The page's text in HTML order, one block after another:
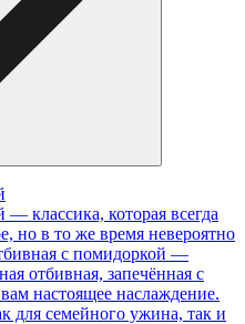
классика, которая всегда
но в то же время невероятно
с помидоркой —
отбивная, запечённая с
настоящее наслаждение.
для семейного ужина, так и